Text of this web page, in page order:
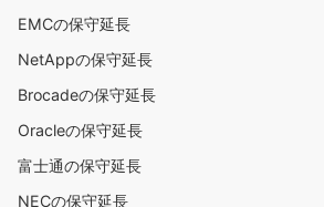
EMCの保守延長
NetAppの保守延長
Brocadeの保守延長
Oracleの保守延長
富士通の保守延長
NECの保守延長